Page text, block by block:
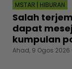
MSTAR | HIBURAN
Salah
dapat
kumpulan
Ahad, 9 Ogos 2026